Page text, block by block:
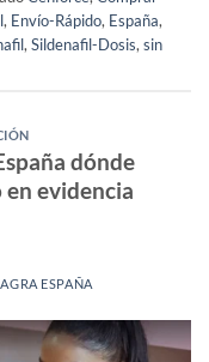
, Envío-Rápido, España,
, Sildenafil-Dosis, sin
dónde
evidencia
ESPAÑA